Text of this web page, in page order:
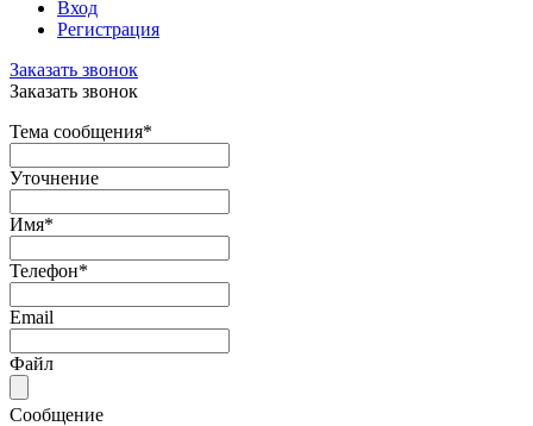
Вход
Регистрация
Заказать звонок
Заказать звонок
Тема сообщения*
Уточнение
Имя*
Телефон*
Email
Файл
Сообщение